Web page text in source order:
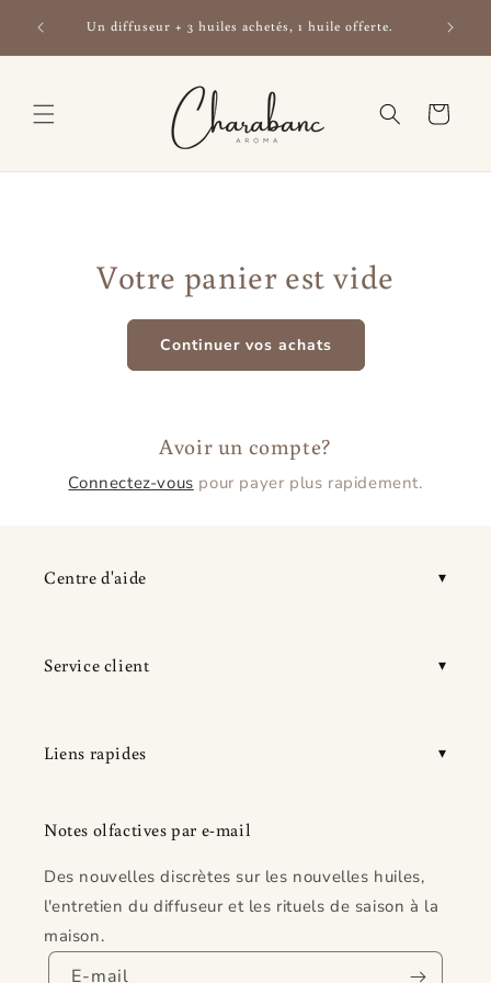
contenu
— Un diffuseur + 3 huiles achetés, 1 huile offerte.
Chariot
Votre panier est vide
Continuer vos achats
Avoir un compte?
Connectez-vous pour payer plus rapidement.
Centre d'aide
Service client
Liens rapides
Notes olfactives par e-mail
Des nouvelles discrètes sur les nouvelles huiles,
l'entretien du diffuseur et les rituels de saison à la
maison.
E-mail